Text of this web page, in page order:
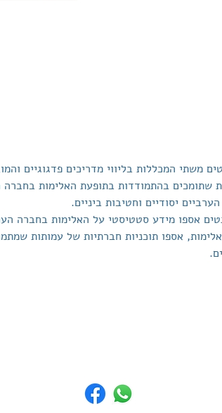
משתי המכללות בליווי מדריכים פדגוגיים
שתומכים בהתמודדות בתופעת האלימות
יסודיים וחטיבות ביניים.
אספו מידע סטטיסטי על האלימות בחברה
אספו תוכניות חברתיות של עמותות